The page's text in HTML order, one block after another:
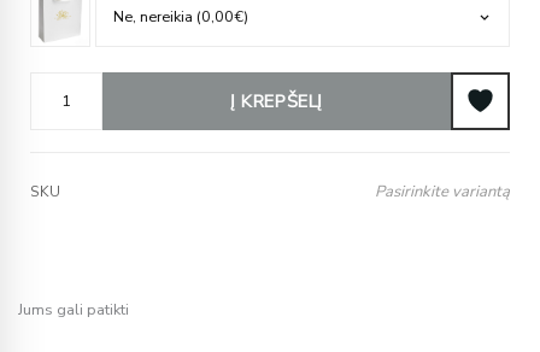
Į KREPŠELĮ
SKU Pasirinkite variantą
Jums gali patikti